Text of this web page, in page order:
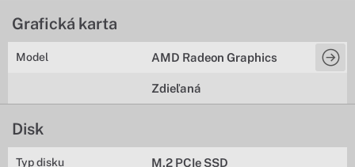
Grafická karta
Model AMD Radeon Graphics
Zdieľaná
Disk
Typ disku M.2 PCIe SSD